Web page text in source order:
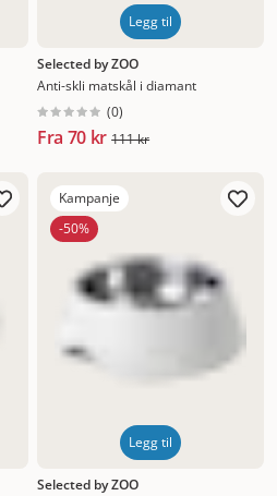
Legg til
Selected by ZOO
Anti-skli matskål i diamant
(0)
Fra 70 kr 111 kr
Kampanje
-50%
Legg til
Selected by ZOO